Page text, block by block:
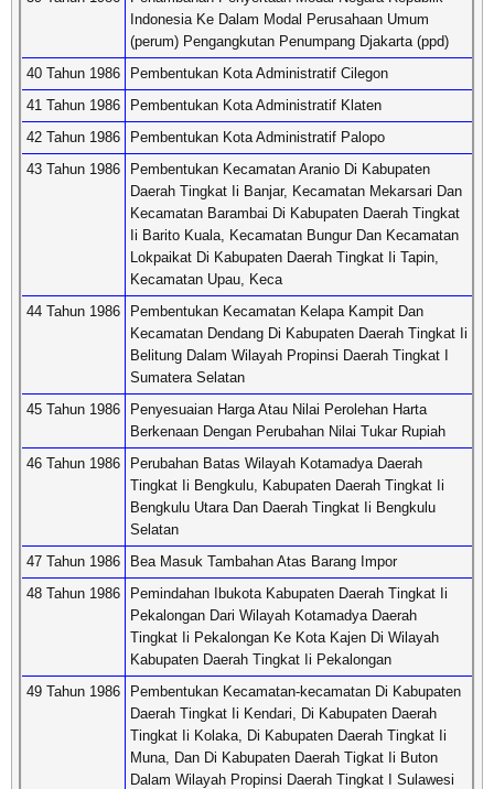
Indonesia Ke Dalam Modal Perusahaan Umum
(perum) Pengangkutan Penumpang Djakarta (ppd)
40 Tahun 1986
Pembentukan Kota Administratif Cilegon
41 Tahun 1986
Pembentukan Kota Administratif Klaten
42 Tahun 1986
Pembentukan Kota Administratif Palopo
43 Tahun 1986
Pembentukan Kecamatan Aranio Di Kabupaten
Daerah Tingkat Ii Banjar, Kecamatan Mekarsari Dan
Kecamatan Barambai Di Kabupaten Daerah Tingkat
Ii Barito Kuala, Kecamatan Bungur Dan Kecamatan
Lokpaikat Di Kabupaten Daerah Tingkat Ii Tapin,
Kecamatan Upau, Keca
44 Tahun 1986
Pembentukan Kecamatan Kelapa Kampit Dan
Kecamatan Dendang Di Kabupaten Daerah Tingkat Ii
Belitung Dalam Wilayah Propinsi Daerah Tingkat I
Sumatera Selatan
45 Tahun 1986
Penyesuaian Harga Atau Nilai Perolehan Harta
Berkenaan Dengan Perubahan Nilai Tukar Rupiah
46 Tahun 1986
Perubahan Batas Wilayah Kotamadya Daerah
Tingkat Ii Bengkulu, Kabupaten Daerah Tingkat Ii
Bengkulu Utara Dan Daerah Tingkat Ii Bengkulu
Selatan
47 Tahun 1986
Bea Masuk Tambahan Atas Barang Impor
48 Tahun 1986
Pemindahan Ibukota Kabupaten Daerah Tingkat Ii
Pekalongan Dari Wilayah Kotamadya Daerah
Tingkat Ii Pekalongan Ke Kota Kajen Di Wilayah
Kabupaten Daerah Tingkat Ii Pekalongan
49 Tahun 1986
Pembentukan Kecamatan-kecamatan Di Kabupaten
Daerah Tingkat Ii Kendari, Di Kabupaten Daerah
Tingkat Ii Kolaka, Di Kabupaten Daerah Tingkat Ii
Muna, Dan Di Kabupaten Daerah Tigkat Ii Buton
Dalam Wilayah Propinsi Daerah Tingkat I Sulawesi